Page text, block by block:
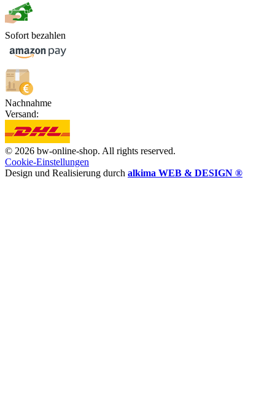
Sofort bezahlen
Nachnahme
Versand:
© 2026 bw-online-shop. All rights reserved.
Cookie-Einstellungen
Design und Realisierung durch alkima WEB & DESIGN ®